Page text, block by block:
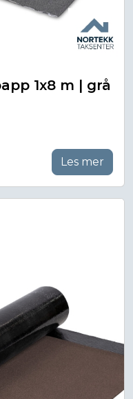
1x8 m | grå
Les mer